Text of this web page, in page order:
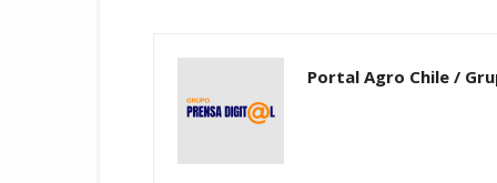
Portal Agro Chile /